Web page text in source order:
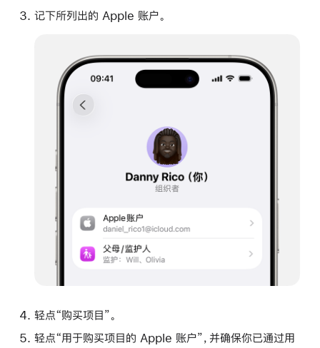
记下所列出的 Apple 账户。
轻点“购买项目”。
轻点“用于购买项目的 Apple 账户”，并确保你已通过用